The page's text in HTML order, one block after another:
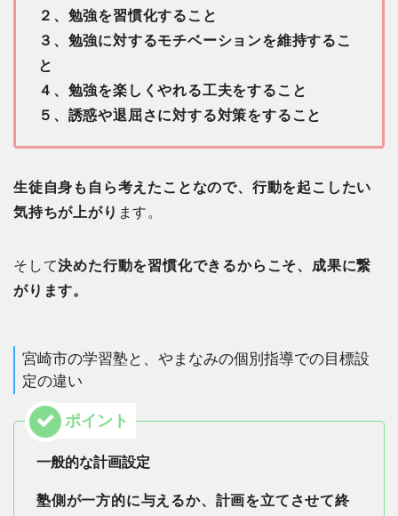
２、勉強を習慣化すること
３、勉強に対するモチベーションを維持するこ
と
４、勉強を楽しくやれる工夫をすること
５、誘惑や退屈さに対する対策をすること
生徒自身も自ら考えたことなので、行動を起こしたい
気持ちが上がり ます。
そして決めた行動を習慣化できるからこそ、成果に繋
がります。
宮崎市の学習塾と、やまなみの個別指導での目標設
定の違い
一般的な計画設定
塾側が一方的に与えるか、計画を立てさせて終